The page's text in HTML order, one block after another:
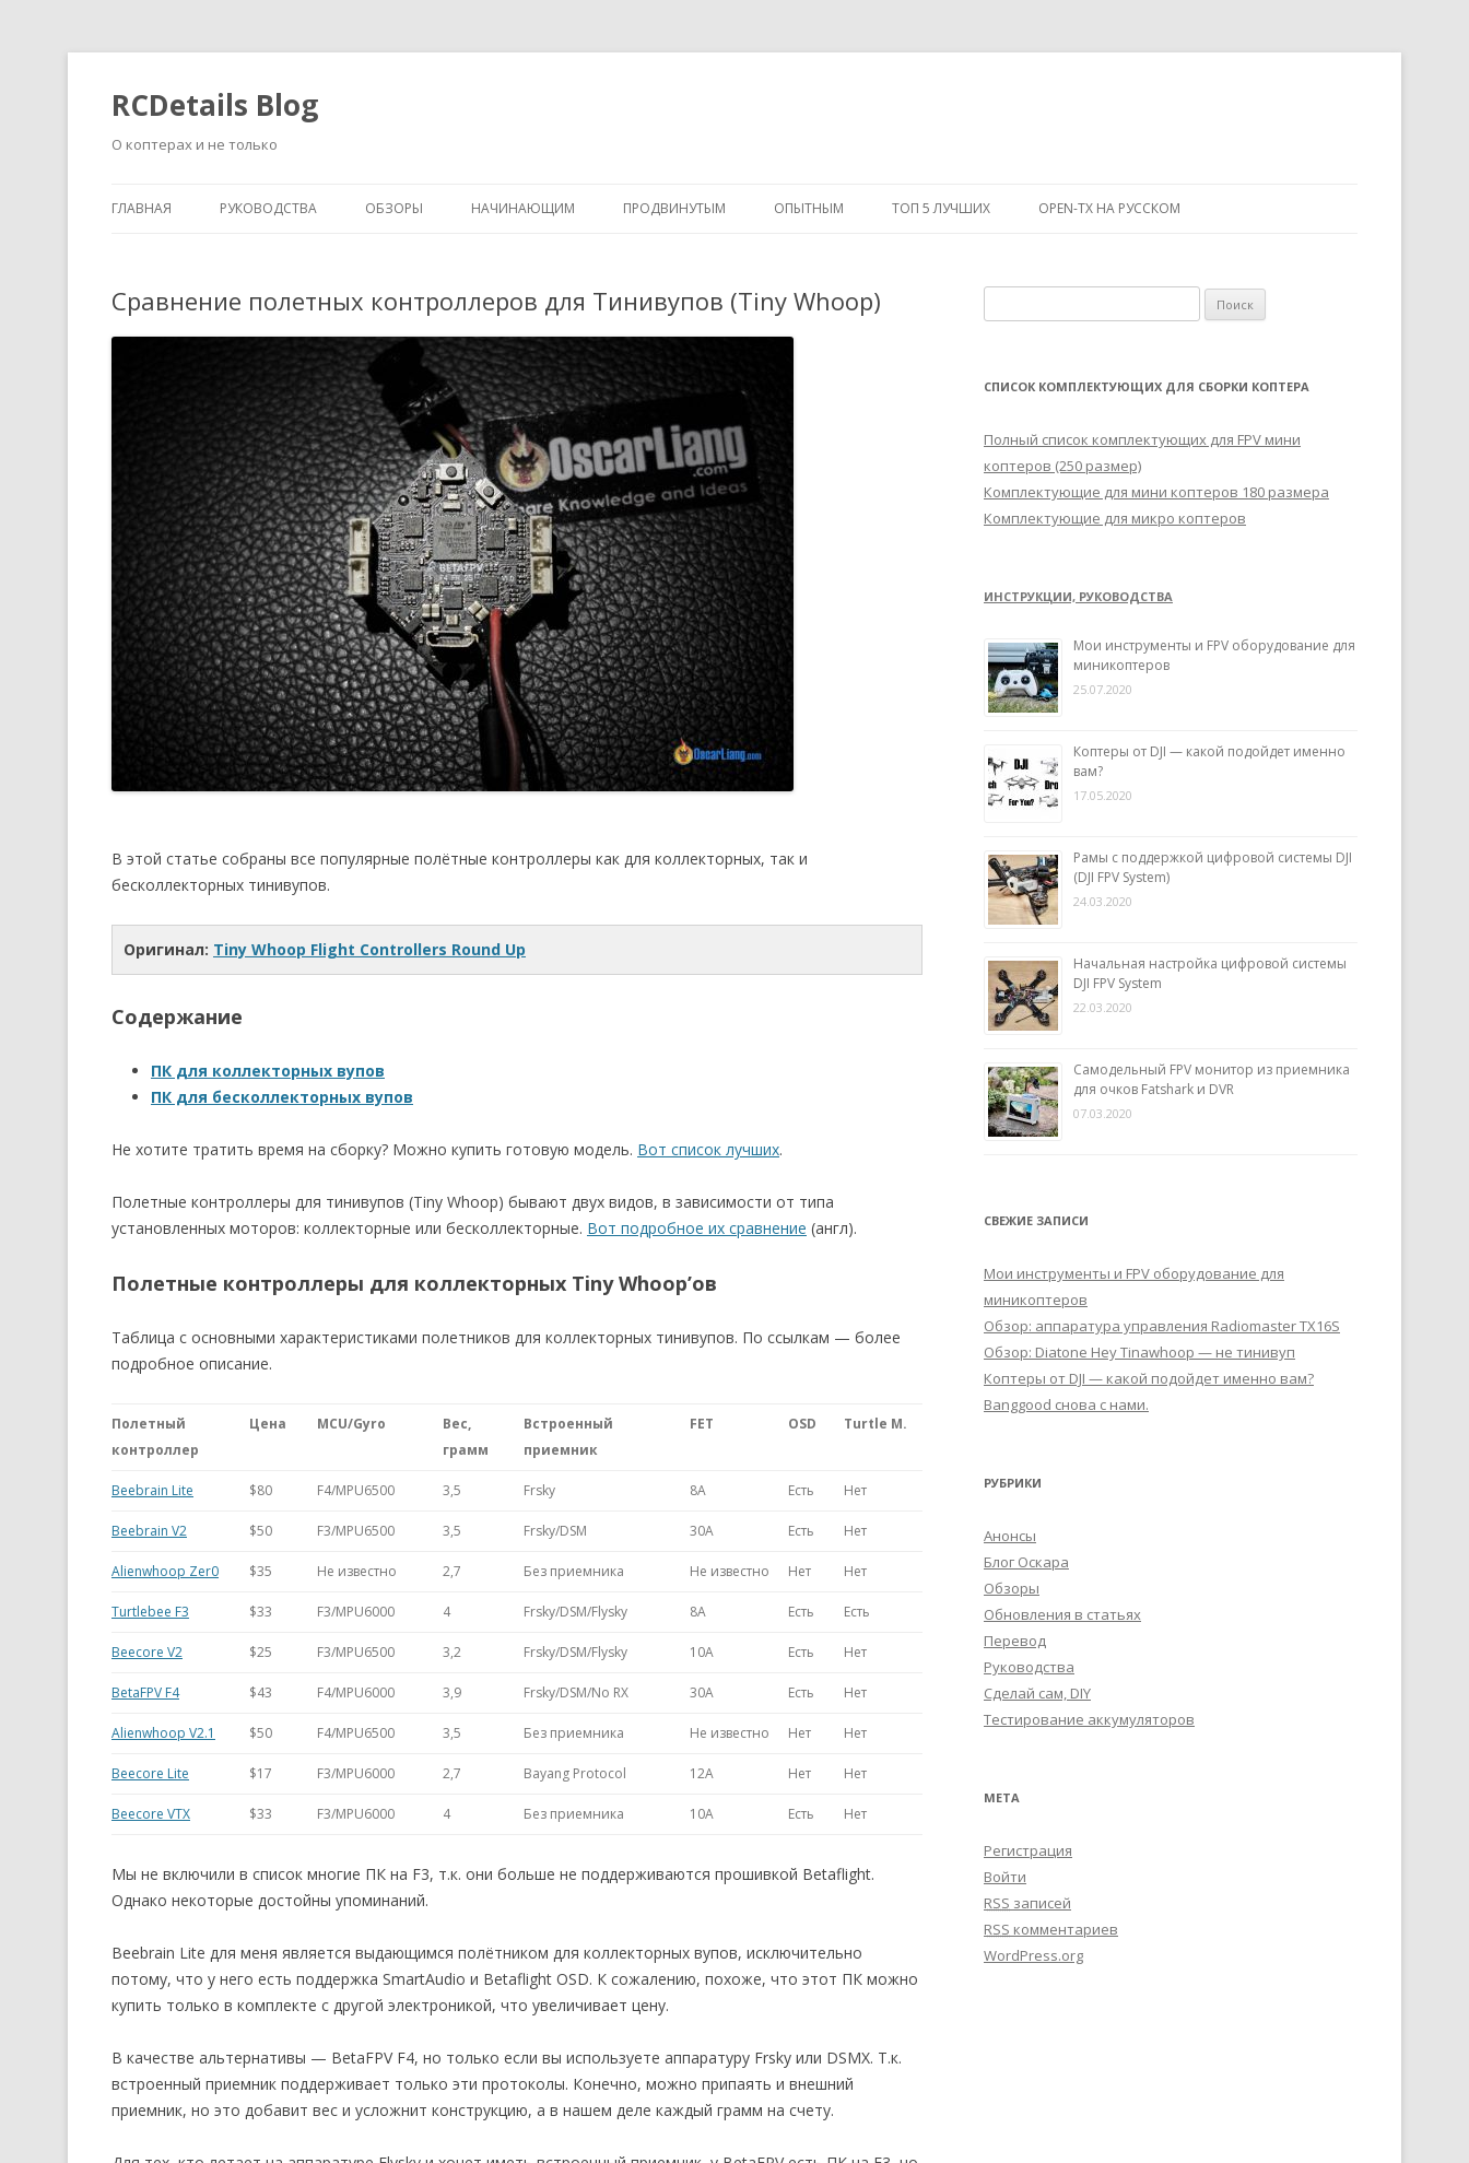
RCDetails Blog
О коптерах и не только
ГЛАВНАЯ РУКОВОДСТВА ОБЗОРЫ НАЧИНАЮЩИМ ПРОДВИНУТЫМ ОПЫТНЫМ ТОП 5 ЛУЧШИХ OPEN-TX НА РУССКОМ
Сравнение полетных контроллеров для Тинивупов (Tiny Whoop)
В этой статье собраны все популярные полётные контроллеры как для коллекторных, так и
бесколлекторных тинивупов.
Оригинал: Tiny Whoop Flight Controllers Round Up
Содержание
ПК для коллекторных вупов
ПК для бесколлекторных вупов
Не хотите тратить время на сборку? Можно купить готовую модель. Вот список лучших.
Полетные контроллеры для тинивупов (Tiny Whoop) бывают двух видов, в зависимости от типа
установленных моторов: коллекторные или бесколлекторные. Вот подробное их сравнение (англ).
Полетные контроллеры для коллекторных Tiny Whoop’ов
Таблица с основными характеристиками полетников для коллекторных тинивупов. По ссылкам — более
подробное описание.
Полетный
контроллер
Цена MCU/Gyro
Вес,
грамм
Встроенный
приемник
FET OSD Turtle M.
Beebrain Lite $80 F4/MPU6500 3,5 Frsky 8A Есть Нет
Beebrain V2 $50 F3/MPU6500 3,5 Frsky/DSM 30A Есть Нет
Alienwhoop Zer0 $35 Не известно 2,7 Без приемника Не известно Нет Нет
Turtlebee F3 $33 F3/MPU6000 4 Frsky/DSM/Flysky 8A Есть Есть
Beecore V2 $25 F3/MPU6500 3,2 Frsky/DSM/Flysky 10A Есть Нет
BetaFPV F4 $43 F4/MPU6000 3,9 Frsky/DSM/No RX 30A Есть Нет
Alienwhoop V2.1 $50 F4/MPU6500 3,5 Без приемника Не известно Нет Нет
Beecore Lite $17 F3/MPU6000 2,7 Bayang Protocol 12A Нет Нет
Beecore VTX $33 F3/MPU6000 4 Без приемника 10A Есть Нет
Мы не включили в список многие ПК на F3, т.к. они больше не поддерживаются прошивкой Betaflight.
Однако некоторые достойны упоминаний.
Beebrain Lite для меня является выдающимся полётником для коллекторных вупов, исключительно
потому, что у него есть поддержка SmartAudio и Betaflight OSD. К сожалению, похоже, что этот ПК можно
купить только в комплекте с другой электроникой, что увеличивает цену.
В качестве альтернативы — BetaFPV F4, но только если вы используете аппаратуру Frsky или DSMX. Т.к.
встроенный приемник поддерживает только эти протоколы. Конечно, можно припаять и внешний
приемник, но это добавит вес и усложнит конструкцию, а в нашем деле каждый грамм на счету.
а
т
:
СПИСОК КОМПЛЕКТУЮЩИХ ДЛЯ СБОРКИ КОПТЕРА
Полный список комплектующих для FPV мини
коптеров (250 размер)
Комплектующие для мини коптеров 180 размера
Комплектующие для микро коптеров
ИНСТРУКЦИИ, РУКОВОДСТВА
Мои инструменты и FPV оборудование для
миникоптеров
25.07.2020
Коптеры от DJI — какой подойдет именно
вам?
17.05.2020
Рамы с поддержкой цифровой системы DJI
(DJI FPV System)
24.03.2020
Начальная настройка цифровой системы
DJI FPV System
22.03.2020
Самодельный FPV монитор из приемника
для очков Fatshark и DVR
07.03.2020
СВЕЖИЕ ЗАПИСИ
Мои инструменты и FPV оборудование для
миникоптеров
Обзор: аппаратура управления Radiomaster TX16S
Обзор: Diatone Hey Tinawhoop — не тинивуп
Коптеры от DJI — какой подойдет именно вам?
Banggood снова с нами.
РУБРИКИ
Анонсы
Блог Оскара
Обзоры
Обновления в статьях
Перевод
Руководства
Сделай сам, DIY
Тестирование аккумуляторов
МЕТА
Регистрация
Войти
RSS записей
RSS комментариев
WordPress.org